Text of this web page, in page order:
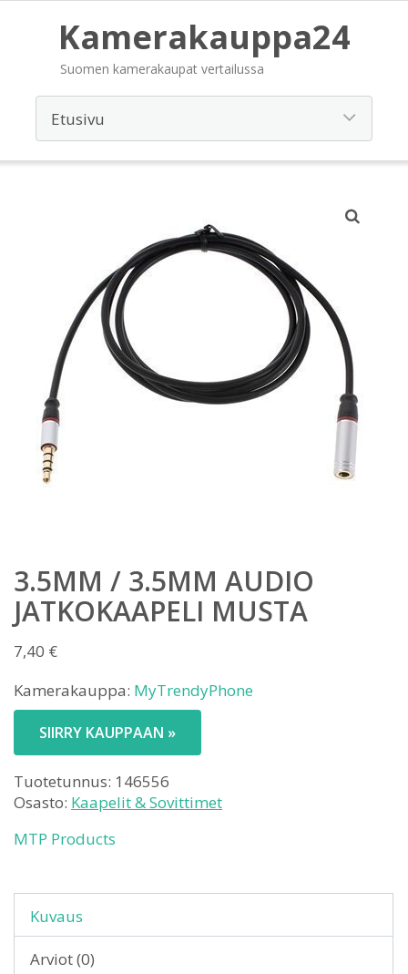
Kamerakauppa24
Suomen kamerakaupat vertailussa
3.5MM / 3.5MM AUDIO
JATKOKAAPELI MUSTA
7,40 €
Kamerakauppa: MyTrendyPhone
SIIRRY KAUPPAAN »
Tuotetunnus: 146556
Osasto: Kaapelit & Sovittimet
MTP Products
Kuvaus
Arviot (0)